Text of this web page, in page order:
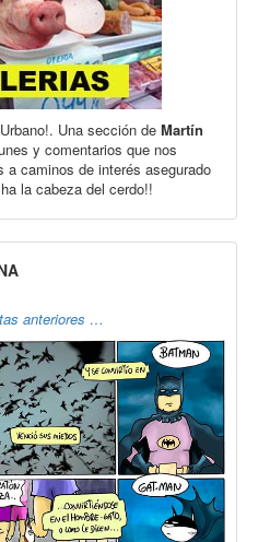
Una sección de Martín
y comentarios que nos
a caminos de interés asegurado
la cabeza del cerdo!!
anteriores …